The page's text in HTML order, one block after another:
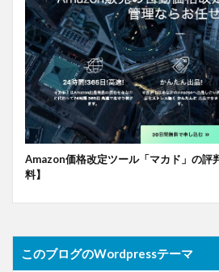
Amazon価格改定ツール「マカド」の評
料】
このブログのWordpressテーマ